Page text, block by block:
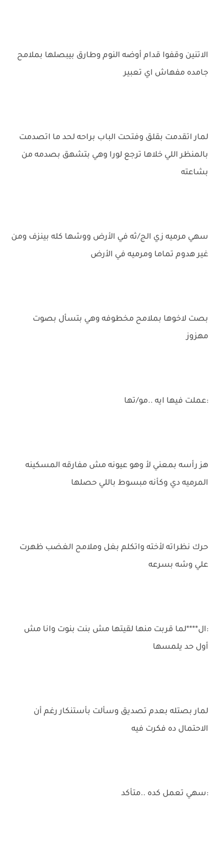
الاتنين وقفوا قدام أوضه النوم وطارق بيبصلها بملامح
جامده مفهاش اي تعبير
لمار اتقدمت بقلق وفتحت الباب براحه لحد ما اتصدمت
بالمنظر اللي خلاها ترجع لورا وهي بتشهق بصدمه من
بشاعته
سهي مرميه زي الج/ثه في الأرض ووشها كله بينزف ومن
غير هدوم تماما ومرميه في الأرض
بصت لاخوها بملامح مخطوفه وهي بتسأل بصوت
مهزوز
:عملت فيها ايه ..مو/تها
هز رأسه بمعني لأ وهو عيونه مش مفارقه المسكينه
المرميه دي وكأنه مبسوط باللي حصلها
حرك نظراته لأخته واتكلم بغل وملامح الغضب ظهرت
علي وشه بسرعه
:ال****لما قربت منها لقيتها مش بنت بنوت وانا مش
أول حد يلمسها
لمار بصتله بعدم تصديق وسألت بأستنكار رغم أن
الاحتمال ده فكرت فيه
:سهي تعمل كده ..متأكد